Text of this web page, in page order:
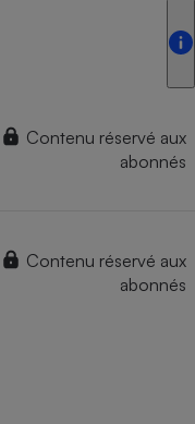
Contenu réservé aux
abonnés
Contenu réservé aux
abonnés